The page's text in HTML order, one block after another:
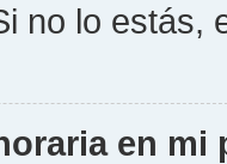
no lo estás,
en